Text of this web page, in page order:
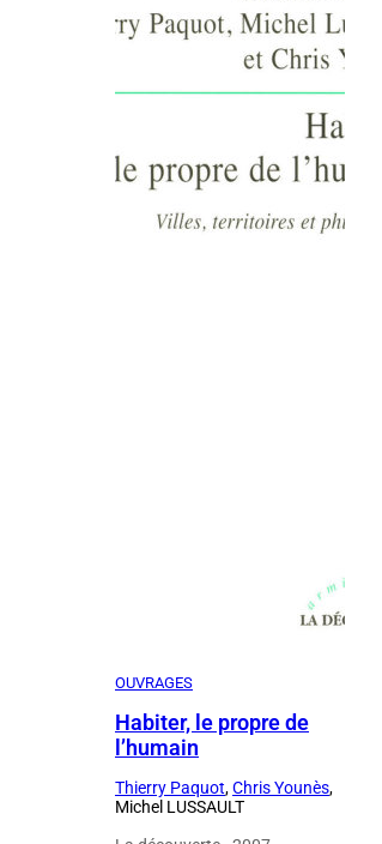
OUVRAGES
Habiter, le propre de
l’humain
Thierry Paquot,Chris Younès,
Michel LUSSAULT